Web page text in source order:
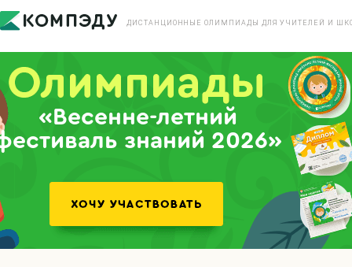
ДИСТАНЦИОННЫЕ ОЛИМПИАДЫ ДЛЯ УЧИТЕЛЕЙ И
«Весенне-летний
знаний 2026»